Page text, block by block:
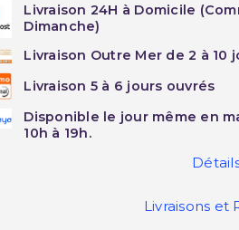
Livraison 24H à Domicile
Dimanche)
Livraison Outre Mer de 2 à
Livraison 5 à 6 jours ouvrés
Disponible le jour même en
10h à 19h.
Livraisons et